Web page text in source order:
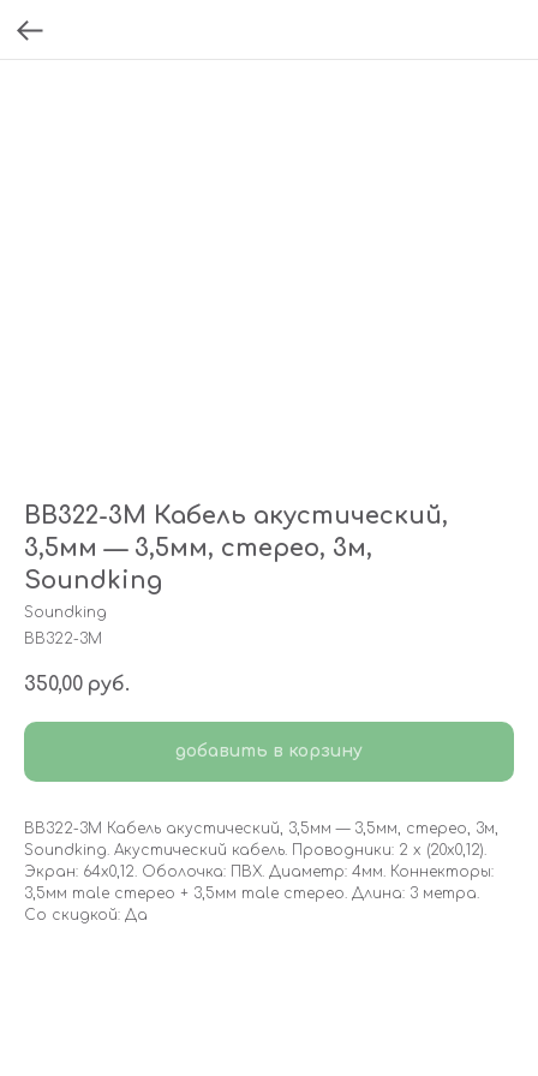
BB322-3M Кабель акустический,
3,5мм — 3,5мм, стерео, 3м,
Soundking
Soundking
BB322-3M
350,00 руб.
добавить в корзину
BB322-3M Кабель акустический, 3,5мм — 3,5мм, стерео, 3м,
Soundking. Акустический кабель. Проводники: 2 х (20х0,12).
Экран: 64х0,12. Оболочка: ПВХ. Диаметр: 4мм. Коннекторы:
3,5мм male стерео + 3,5мм male стерео. Длина: 3 метра.
Со скидкой: Да